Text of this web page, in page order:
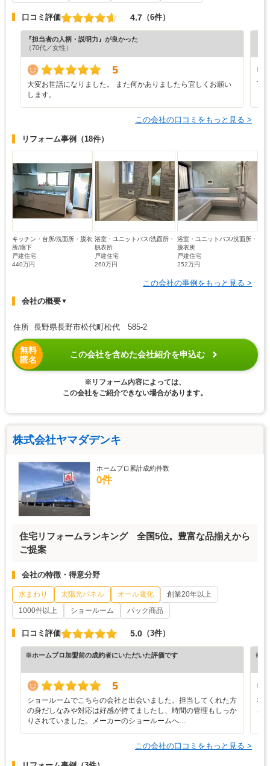
口コミ評価 4.7 （6件）
『担当者の人柄・説明力』が良かった
（70代／女性）
5
大変お世話になりました。 また何かありましたら宜しくお願い
します。
丁
この会社の口コミをもっと見る >
リフォーム事例 （18件）
キッチン・台所/洗面所・脱衣
所/廊下
戸建住宅
440万円
浴室・ユニットバス/洗面所・
脱衣所
戸建住宅
260万円
浴室・ユニットバス/洗面所・
脱衣所
戸建住宅
252万円
この会社の事例をもっと見る >
会社の概要▼
住所 長野県長野市松代町松代 585-2
無料
匿名
この会社を含めた会社紹介を申込む
※リフォーム内容によっては、
この会社をご紹介できない場合があります。
株式会社ヤマダデンキ
ホームプロ累計成約件数
0件
住宅リフォームランキング 全国5位。豊富な品揃えから
ご提案
会社の特徴・得意分野
水まわり 太陽光パネル オール電化
創業20年以上
1000件以上
ショールーム パック商品
口コミ評価 5.0 （3件）
※ホームプロ加盟前の成約者にいただいた評価です
5
ショールームでこちらの会社と出会いました。担当してくれた方
の身だしなみや対応は好感が持てましたし、時間の管理もしっか
りされていました。メーカーのショールームへ…
※ホ
な
ろ
この会社の口コミをもっと見る >